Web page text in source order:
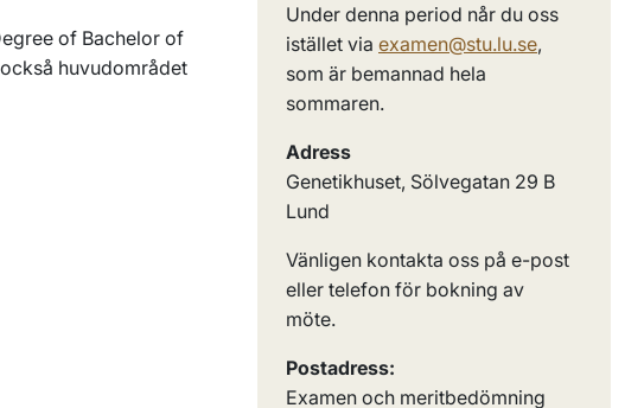
of Bachelor of
huvudområdet
Under denna period når du oss
istället via examen@stu.lu.se,
som är bemannad hela
sommaren.
Adress
Genetikhuset, Sölvegatan 29 B
Lund
Vänligen kontakta oss på e-post
eller telefon för bokning av
möte.
Postadress:
Examen och meritbedömning